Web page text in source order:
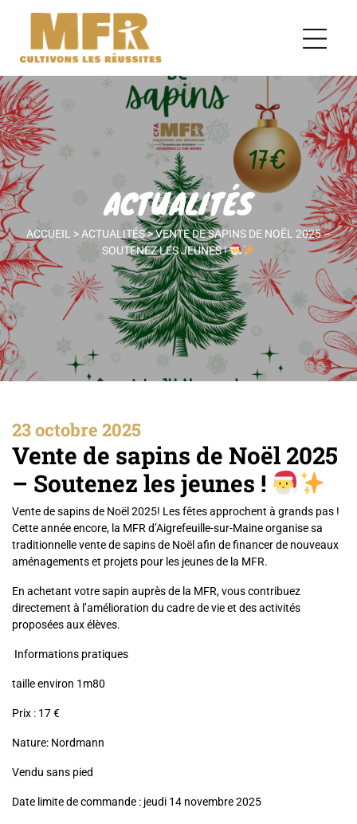
ACTUALITÉS
ACCUEIL > ACTUALITÉS>VENTE DE SAPINS DE NOËL 2025 –
SOUTENEZ LES JEUNES !
23 octobre 2025
Vente de sapins de Noël 2025
– Soutenez les jeunes !
Vente de sapins de Noël 2025! Les fêtes approchent à grands pas !
Cette année encore, la MFR d’Aigrefeuille-sur-Maine organise sa
traditionnelle vente de sapins de Noël afin de financer de nouveaux
aménagements et projets pour les jeunes de la MFR.
En achetant votre sapin auprès de la MFR, vous contribuez
directement à l’amélioration du cadre de vie et des activités
proposées aux élèves.
Informations pratiques
taille environ 1m80
Prix : 17 €
Nature: Nordmann
Vendu sans pied
Date limite de commande : jeudi 14 novembre 2025